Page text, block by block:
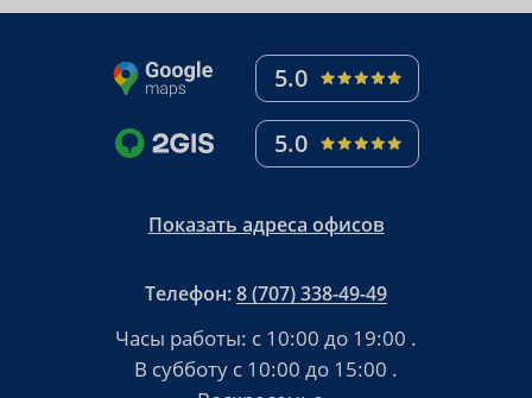
5.0
5.0
Показать адреса офисов
Телефон:8 (707) 338-49-49
Часы работы: с 10:00 до 19:00 .
В субботу с 10:00 до 15:00 .